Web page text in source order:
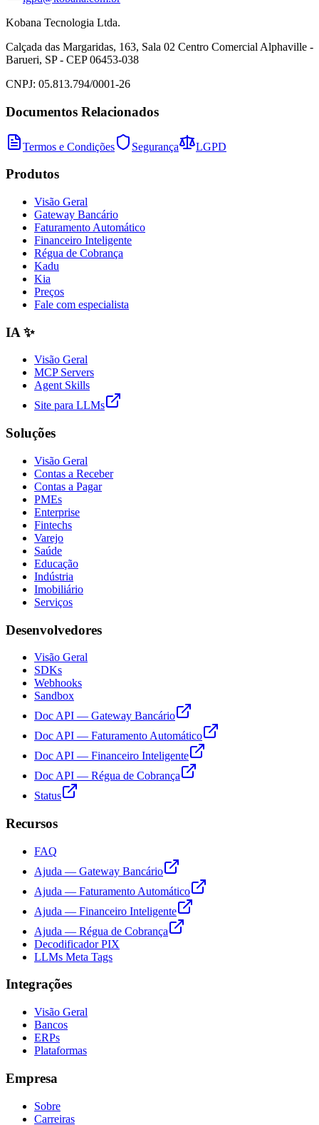
Kobana Tecnologia Ltda.
Calçada das Margaridas, 163, Sala 02 Centro Comercial Alphaville -
Barueri, SP - CEP 06453-038
CNPJ: 05.813.794/0001-26
Documentos Relacionados
Termos e Condições Segurança LGPD
Produtos
Visão Geral
Gateway Bancário
Faturamento Automático
Financeiro Inteligente
Régua de Cobrança
Kadu
Kia
Preços
Fale com especialista
IA ✨
Visão Geral
MCP Servers
Agent Skills
Site para LLMs
Soluções
Visão Geral
Contas a Receber
Contas a Pagar
PMEs
Enterprise
Fintechs
Varejo
Saúde
Educação
Indústria
Imobiliário
Serviços
Desenvolvedores
Visão Geral
SDKs
Webhooks
Sandbox
Doc API — Gateway Bancário
Doc API — Faturamento Automático
Doc API — Financeiro Inteligente
Doc API — Régua de Cobrança
Status
Recursos
FAQ
Ajuda — Gateway Bancário
Ajuda — Faturamento Automático
Ajuda — Financeiro Inteligente
Ajuda — Régua de Cobrança
Decodificador PIX
LLMs Meta Tags
Integrações
Visão Geral
Bancos
ERPs
Plataformas
Empresa
Sobre
Carreiras